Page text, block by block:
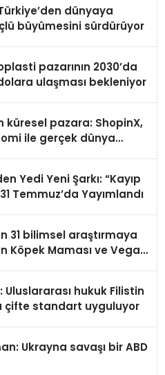
dünyaya
büyümesini sürdürüyor
pazarının 2030’da
ulaşması bekleniyor
küresel pazara: ShopinX,
ile gerçek dünya
Yedi Yeni Şarkı: “Kayıp
Temmuz’da Yayımlandı
31 bilimsel araştırmaya
Köpek Maması ve Vegan
Uluslararası hukuk Filistin
çifte standart uyguluyor
Ukrayna savaşı bir ABD